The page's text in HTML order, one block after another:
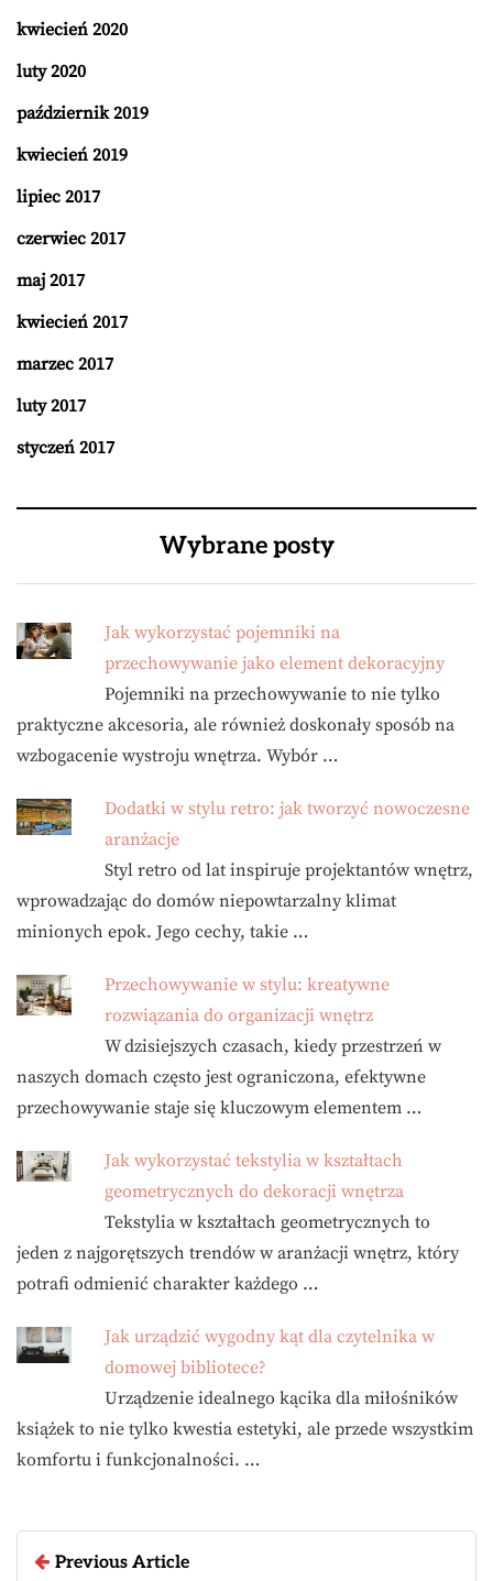
kwiecień 2020
luty 2020
październik 2019
kwiecień 2019
lipiec 2017
czerwiec 2017
maj 2017
kwiecień 2017
marzec 2017
luty 2017
styczeń 2017
Wybrane posty
Jak wykorzystać pojemniki na
przechowywanie jako element dekoracyjny
Pojemniki na przechowywanie to nie tylko
praktyczne akcesoria, ale również doskonały sposób na
wzbogacenie wystroju wnętrza. Wybór …
Dodatki w stylu retro: jak tworzyć nowoczesne
aranżacje
Styl retro od lat inspiruje projektantów wnętrz,
wprowadzając do domów niepowtarzalny klimat
minionych epok. Jego cechy, takie …
Przechowywanie w stylu: kreatywne
rozwiązania do organizacji wnętrz
W dzisiejszych czasach, kiedy przestrzeń w
naszych domach często jest ograniczona, efektywne
przechowywanie staje się kluczowym elementem …
Jak wykorzystać tekstylia w kształtach
geometrycznych do dekoracji wnętrza
Tekstylia w kształtach geometrycznych to
jeden z najgorętszych trendów w aranżacji wnętrz, który
potrafi odmienić charakter każdego …
Jak urządzić wygodny kąt dla czytelnika w
domowej bibliotece?
Urządzenie idealnego kącika dla miłośników
książek to nie tylko kwestia estetyki, ale przede wszystkim
komfortu i funkcjonalności. …
Previous Article